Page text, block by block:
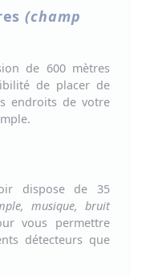
(champ
de 600 mètres
de placer de
endroits de votre
dispose de 35
musique, bruit
vous permettre
détecteurs que